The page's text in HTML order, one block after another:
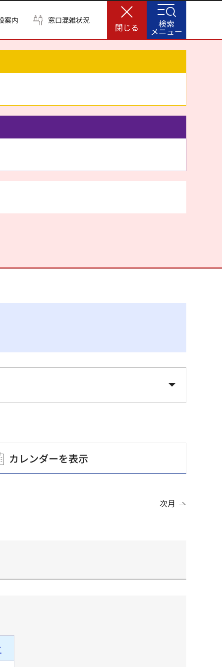
案内 窓口混雑状況
閉じる 検索
メニュー
カレンダーを表示
次月